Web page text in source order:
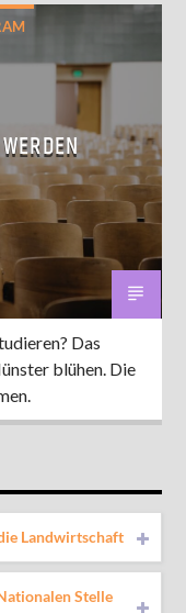
Das
blühen. Die
Landwirtschaft
Stelle